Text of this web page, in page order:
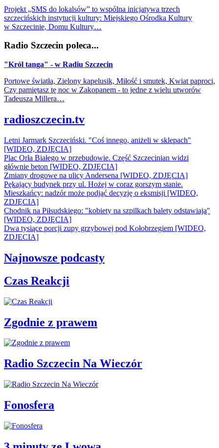
Projekt „SMS do lokalsów” to wspólna inicjatywa trzech
szczecińskich instytucji kultury: Miejskiego Ośrodka Kultury
w Szczecinie, Domu Kultury…
Radio Szczecin poleca...
"Król tanga" - w Radiu Szczecin
Portowe światła, Zielony kapelusik, Miłość i smutek, Kwiat paproci,
Czy pamiętasz tę noc w Zakopanem - to jedne z wielu utworów
Tadeusza Millera…
radioszczecin.tv
Letni Jarmark Szczeciński. "Coś innego, aniżeli w sklepach"
[WIDEO, ZDJĘCIA]
Plac Orła Białego w przebudowie. Część Szczecinian widzi
głównie beton [WIDEO, ZDJĘCIA]
Zmiany drogowe na ulicy Andersena [WIDEO, ZDJĘCIA]
Pękający budynek przy ul. Hożej w coraz gorszym stanie.
Mieszkańcy: nadzór może podjąć decyzję o eksmisji [WIDEO,
ZDJĘCIA]
Chodnik na Piłsudskiego: "kobiety na szpilkach balety odstawiają"
[WIDEO, ZDJĘCIA]
Dwa tysiące porcji zupy grzybowej pod Kołobrzegiem [WIDEO,
ZDJECIA]
Najnowsze podcasty
Czas Reakcji
Zgodnie z prawem
Radio Szczecin Na Wieczór
Fonosfera